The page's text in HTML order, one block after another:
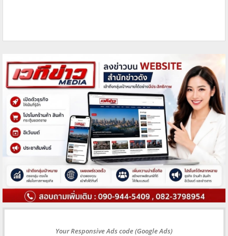
Your Responsive Ads code (Google Ads)